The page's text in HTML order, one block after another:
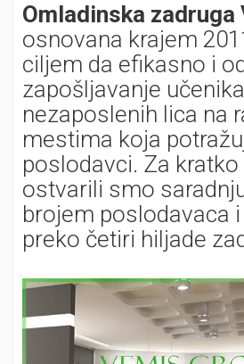
Omladinska zadruga
osnovana krajem
ciljem da efikasno i
zapošljavanje
nezaposlenih lica na
mestima koja
poslodavci. Za
ostvarili smo
brojem poslodavaca
preko četiri hiljade